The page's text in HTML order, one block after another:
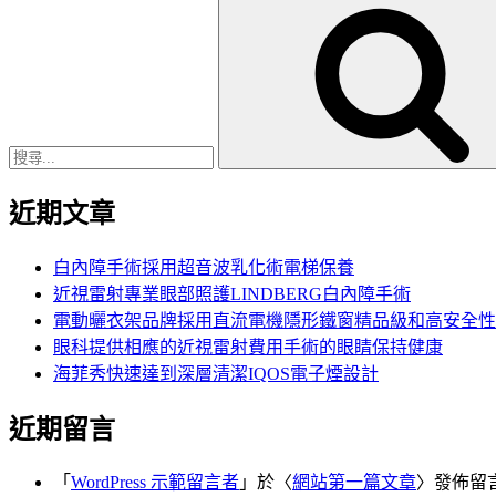
近期文章
白內障手術採用超音波乳化術電梯保養
近視雷射專業眼部照護LINDBERG白內障手術
電動曬衣架品牌採用直流電機隱形鐵窗精品級和高安全性
眼科提供相應的近視雷射費用手術的眼睛保持健康
海菲秀快速達到深層清潔IQOS電子煙設計
近期留言
「 WordPress 示範留言者 」於〈網站第一篇文章〉發佈留